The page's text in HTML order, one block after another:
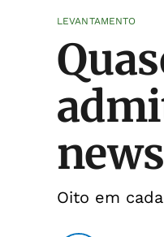
LEVANTAMENTO
news
Oito em